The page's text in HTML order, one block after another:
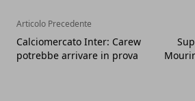
Articolo Precedente
Calciomercato Inter: Carew
potrebbe arrivare in prova